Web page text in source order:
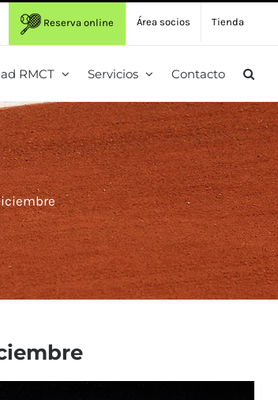
Reserva online Área socios Tienda
RMCT Servicios Contacto